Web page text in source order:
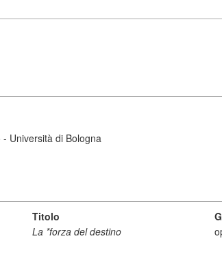
Università di Bologna
Titolo
La *forza del destino